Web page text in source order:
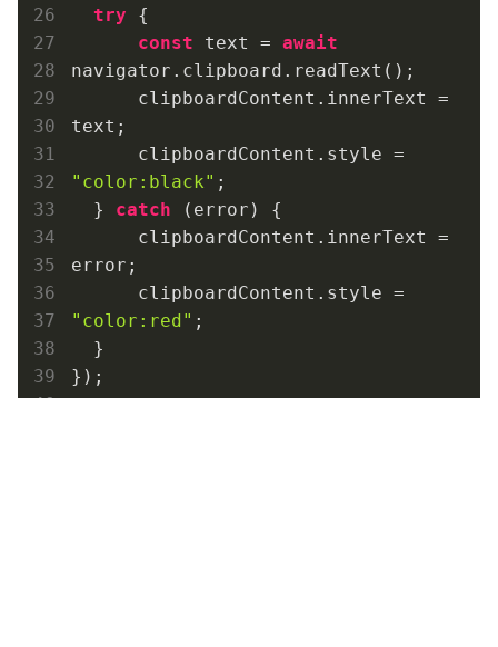
try {
const text = await
navigator.clipboard.readText();
text;
"color:black" ;
  }
catch (error) {
error;
"color:red" ;
});